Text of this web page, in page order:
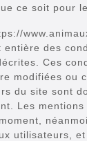
ce soit pour
entière des
Ces
modifiées ou
du site sont
Les
utilisateurs,